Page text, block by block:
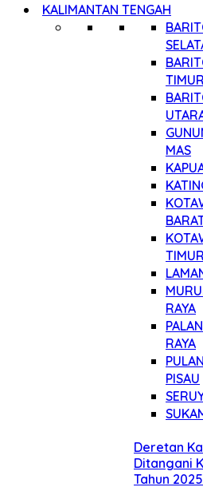
KALIMANTAN TENGAH
TIMUR
MAS
TIMUR
RAYA
RAYA
PISAU
Deretan
Ditangani
Tahun 2025